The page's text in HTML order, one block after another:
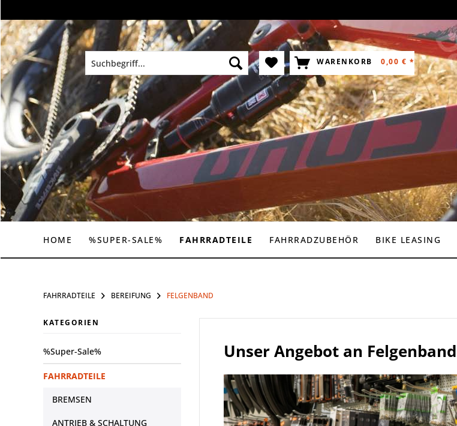
WARENKORB 0,00 € *
HOME %SUPER-SALE% FAHRRADTEILE FAHRRADZUBEHÖR BIKE LEASING
FAHRRADTEILE BEREIFUNG FELGENBAND
KATEGORIEN
%Super-Sale%
FAHRRADTEILE
BREMSEN
ANTRIEB & SCHALTUNG
Unser Angebot an Felgenband